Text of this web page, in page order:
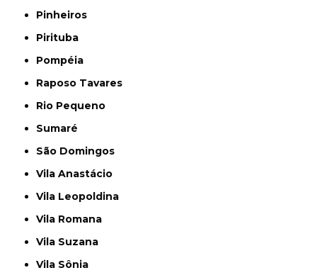
Pinheiros
Pirituba
Pompéia
Raposo Tavares
Rio Pequeno
Sumaré
São Domingos
Vila Anastácio
Vila Leopoldina
Vila Romana
Vila Suzana
Vila Sônia